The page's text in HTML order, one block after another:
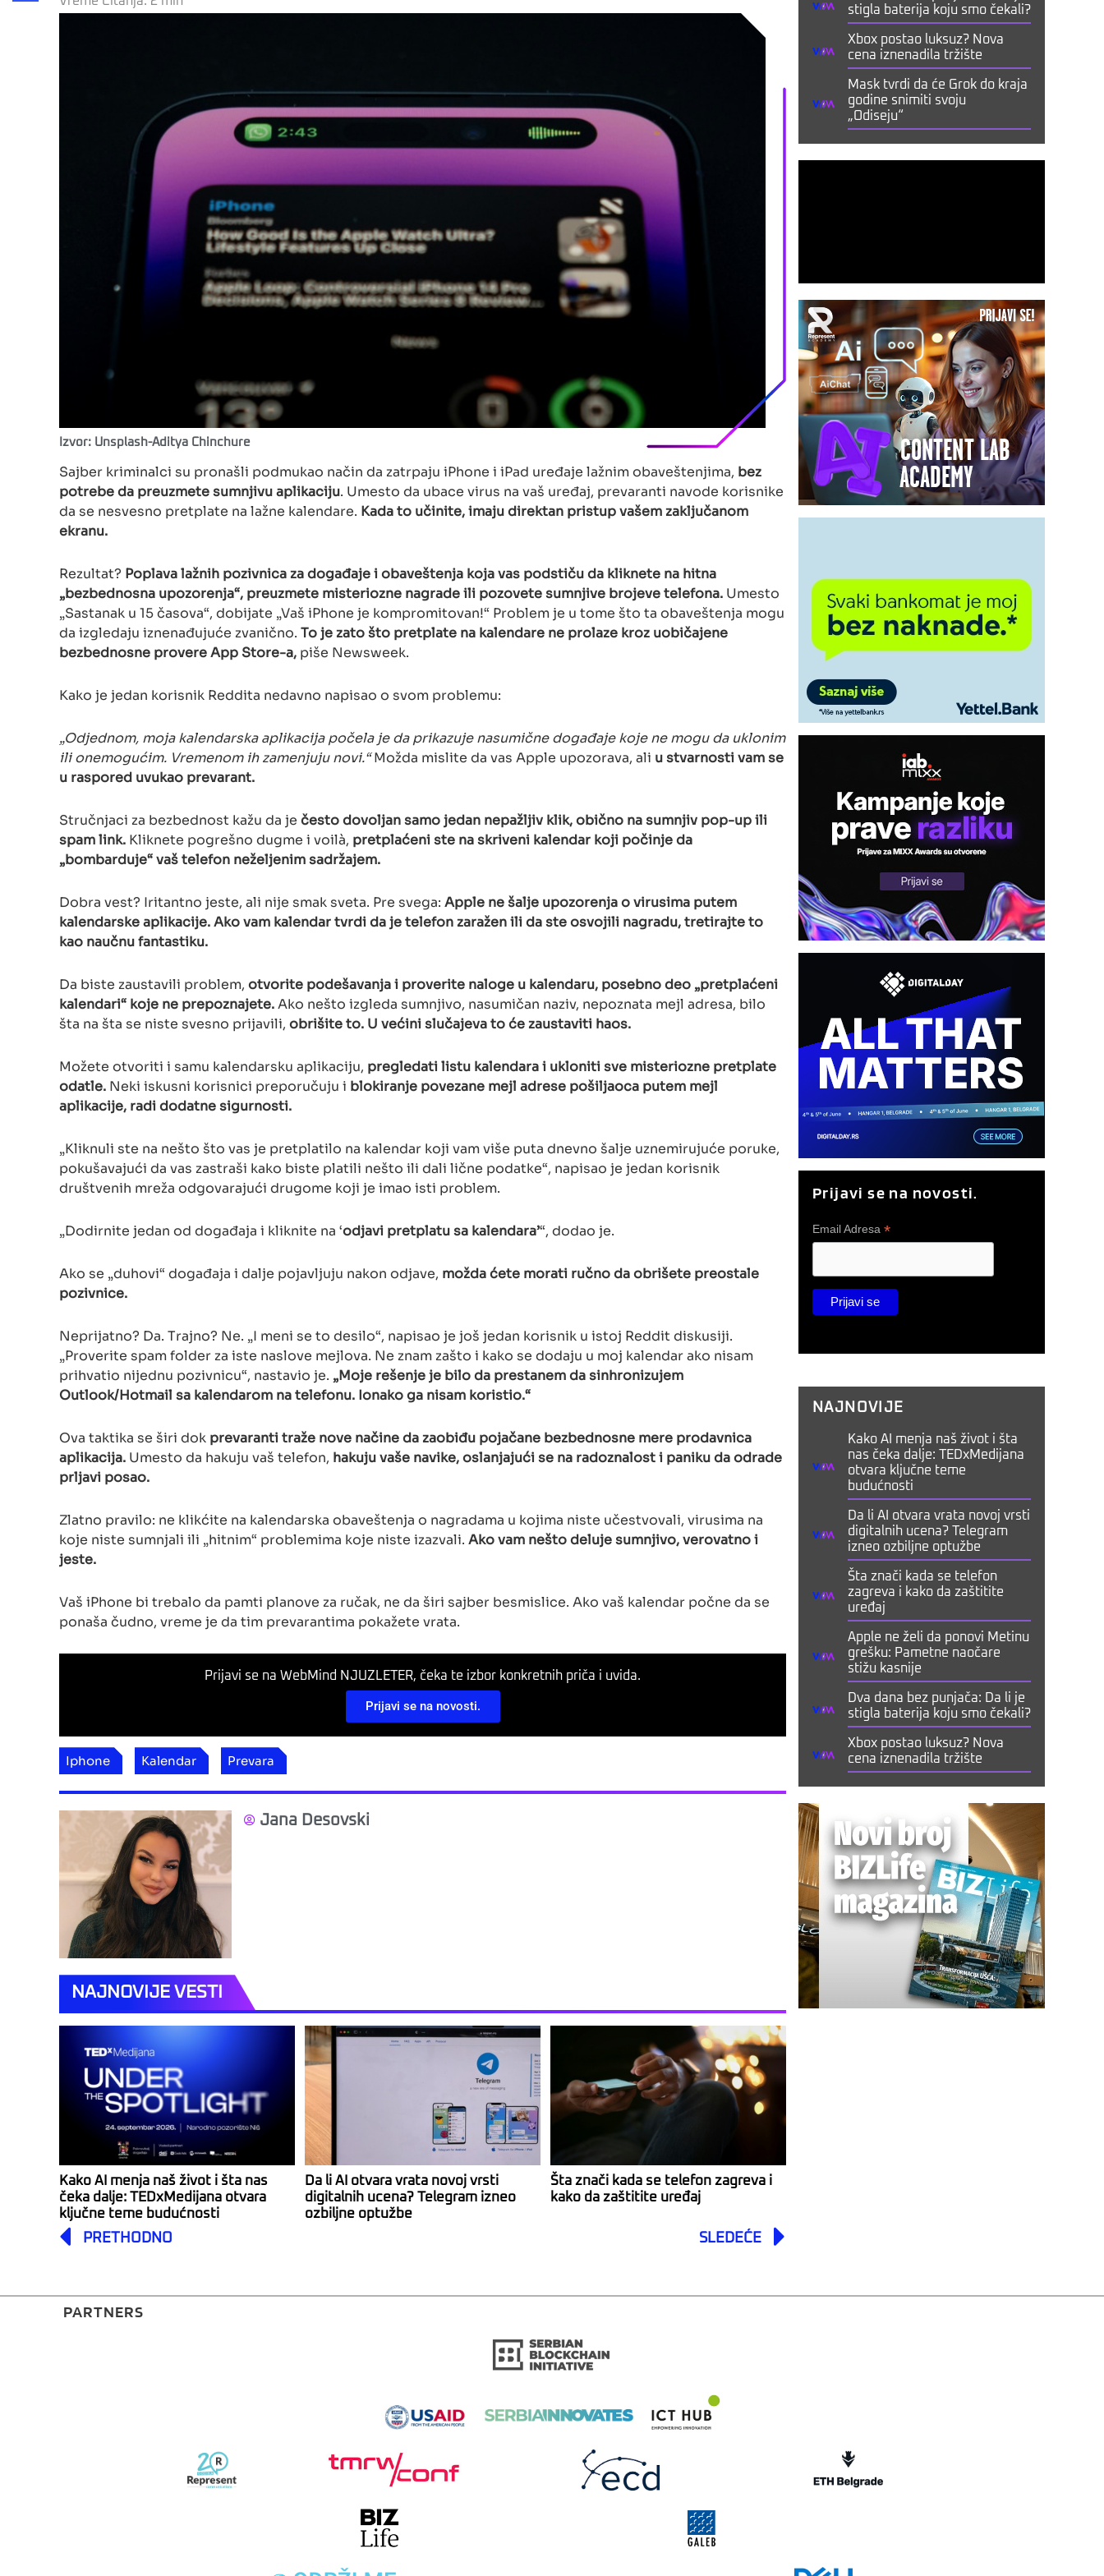
Izvor: Unsplash-Aditya Chinchure
Sajber kriminalci su pronašli podmukao način da zatrpaju iPhone i iPad uređaje lažnim obaveštenjima, bez
potrebe da preuzmete sumnjivu aplikaciju. Umesto da ubace virus na vaš uređaj, prevaranti navode korisnike
da se nesvesno pretplate na lažne kalendare. Kada to učinite, imaju direktan pristup vašem zaključanom
ekranu.
Rezultat? Poplava lažnih pozivnica za događaje i obaveštenja koja vas podstiču da kliknete na hitna
„bezbednosna upozorenja“, preuzmete misteriozne nagrade ili pozovete sumnjive brojeve telefona. Umesto
„Sastanak u 15 časova“, dobijate „Vaš iPhone je kompromitovan!“ Problem je u tome što ta obaveštenja mogu
da izgledaju iznenađujuće zvanično. To je zato što pretplate na kalendare ne prolaze kroz uobičajene
bezbednosne provere App Store-a, piše Newsweek.
Kako je jedan korisnik Reddita nedavno napisao o svom problemu:
„Odjednom, moja kalendarska aplikacija počela je da prikazuje nasumične događaje koje ne mogu da uklonim
ili onemogućim. Vremenom ih zamenjuju novi.“Možda mislite da vas Apple upozorava, ali u stvarnosti vam se
u raspored uvukao prevarant.
Stručnjaci za bezbednost kažu da je često dovoljan samo jedan nepažljiv klik, obično na sumnjiv pop-up ili
spam link. Kliknete pogrešno dugme i voilà, pretplaćeni ste na skriveni kalendar koji počinje da
„bombarduje“ vaš telefon neželjenim sadržajem.
Dobra vest? Iritantno jeste, ali nije smak sveta. Pre svega: Apple ne šalje upozorenja o virusima putem
kalendarske aplikacije. Ako vam kalendar tvrdi da je telefon zaražen ili da ste osvojili nagradu, tretirajte to
kao naučnu fantastiku.
Da biste zaustavili problem, otvorite podešavanja i proverite naloge u kalendaru, posebno deo „pretplaćeni
kalendari“ koje ne prepoznajete.Ako nešto izgleda sumnjivo, nasumičan naziv, nepoznata mejl adresa, bilo
šta na šta se niste svesno prijavili, obrišite to. U većini slučajeva to će zaustaviti haos.
Možete otvoriti i samu kalendarsku aplikaciju, pregledati listu kalendara i ukloniti sve misteriozne pretplate
odatle. Neki iskusni korisnici preporučuju i blokiranje povezane mejl adrese pošiljaoca putem mejl
aplikacije, radi dodatne sigurnosti.
„Kliknuli ste na nešto što vas je pretplatilo na kalendar koji vam više puta dnevno šalje uznemirujuće poruke,
pokušavajući da vas zastraši kako biste platili nešto ili dali lične podatke“, napisao je jedan korisnik
društvenih mreža odgovarajući drugome koji je imao isti problem.
„Dodirnite jedan od događaja i kliknite na ‘odjavi pretplatu sa kalendara’“, dodao je.
Ako se „duhovi“ događaja i dalje pojavljuju nakon odjave, možda ćete morati ručno da obrišete preostale
pozivnice.
Neprijatno? Da. Trajno? Ne. „I meni se to desilo“, napisao je još jedan korisnik u istoj Reddit diskusiji.
„Proverite spam folder za iste naslove mejlova. Ne znam zašto i kako se dodaju u moj kalendar ako nisam
prihvatio nijednu pozivnicu“, nastavio je. „Moje rešenje je bilo da prestanem da sinhronizujem
Outlook/Hotmail sa kalendarom na telefonu. Ionako ga nisam koristio.“
Ova taktika se širi dok prevaranti traže nove načine da zaobiđu pojačane bezbednosne mere prodavnica
aplikacija. Umesto da hakuju vaš telefon, hakuju vaše navike, oslanjajući se na radoznalost i paniku da odrade
prljavi posao.
Zlatno pravilo: ne klikćite na kalendarska obaveštenja o nagradama u kojima niste učestvovali, virusima na
koje niste sumnjali ili „hitnim“ problemima koje niste izazvali. Ako vam nešto deluje sumnjivo, verovatno i
jeste.
Vaš iPhone bi trebalo da pamti planove za ručak, ne da širi sajber besmislice. Ako vaš kalendar počne da se
ponaša čudno, vreme je da tim prevarantima pokažete vrata.
Prijavi se na WebMind NJUZLETER, čeka te izbor konkretnih priča i uvida.
Prijavi se na novosti.
Iphone Kalendar Prevara
Jana Desovski
NAJNOVIJE VESTI
Kako AI menja naš život i šta nas
čeka dalje: TEDxMedijana otvara
ključne teme budućnosti
Da li AI otvara vrata novoj vrsti
digitalnih ucena? Telegram izneo
ozbiljne optužbe
Šta znači kada se telefon zagreva i
kako da zaštitite uređaj
Prev
PRETHODNO SLEDEĆE
stigla baterija koju smo čekali?
Xbox postao luksuz? Nova
cena iznenadila tržište
Mask tvrdi da će Grok do kraja
godine snimiti svoju
„Odiseju“
Prijavi se na novosti.
Email Adresa *
NAJNOVIJE
Kako AI menja naš život i šta
nas čeka dalje: TEDxMedijana
otvara ključne teme
budućnosti
Da li AI otvara vrata novoj vrsti
digitalnih ucena? Telegram
izneo ozbiljne optužbe
Šta znači kada se telefon
zagreva i kako da zaštitite
uređaj
Apple ne želi da ponovi Metinu
grešku: Pametne naočare
stižu kasnije
Dva dana bez punjača: Da li je
stigla baterija koju smo čekali?
Xbox postao luksuz? Nova
cena iznenadila tržište
PARTNERS